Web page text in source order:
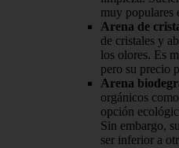
muy populares
Arena de
de cristales y
los olores. Es
pero su precio
Arena
orgánicos
opción
Sin embargo,
ser inferior a